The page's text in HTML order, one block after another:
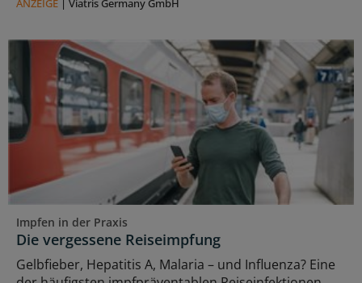
ANZEIGE Viatris Germany GmbH
Impfen in der Praxis
Die vergessene Reiseimpfung
Gelbfieber, Hepatitis A, Malaria – und Influenza? Eine